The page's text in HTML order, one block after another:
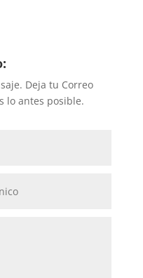
Deja tu Correo
lo antes posible.